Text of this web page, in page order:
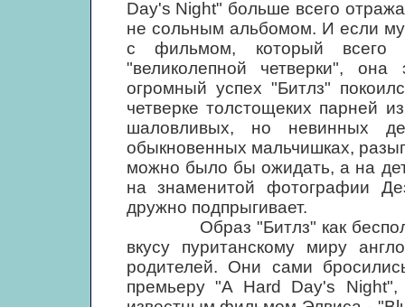
Day's Night" больше всего
не сольным альбомом. И если
с фильмом, который всего
"великолепной четверки",
огромный успех "Битлз"
четверке толстощеких парней
шаловливых, но невинных
обыкновенных мальчишках,
можно было бы ожидать, а на
на знаменитой фотографии
дружно подпрыгивает.
Образ "Битлз" как бесполых
вкусу пуританскому миру
родителей. Они сами
премьеру "A Hard Day's